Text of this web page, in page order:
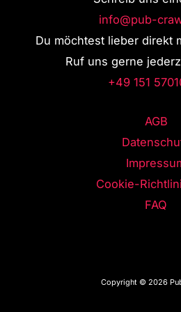
info@pub-
Du möchtest lieber direkt
Ruf uns gerne
+49 151
AGB
Cookie-
FAQ
Copyright © 2026